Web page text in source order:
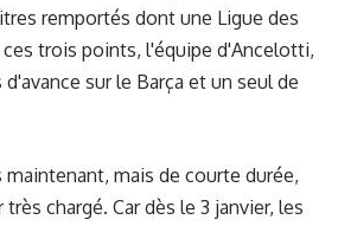
remportés dont une Ligue des
ces trois points, l'équipe d'Ancelotti,
sur le Barça et un seul de
maintenant, mais de courte durée,
chargé. Car dès le 3 janvier, les